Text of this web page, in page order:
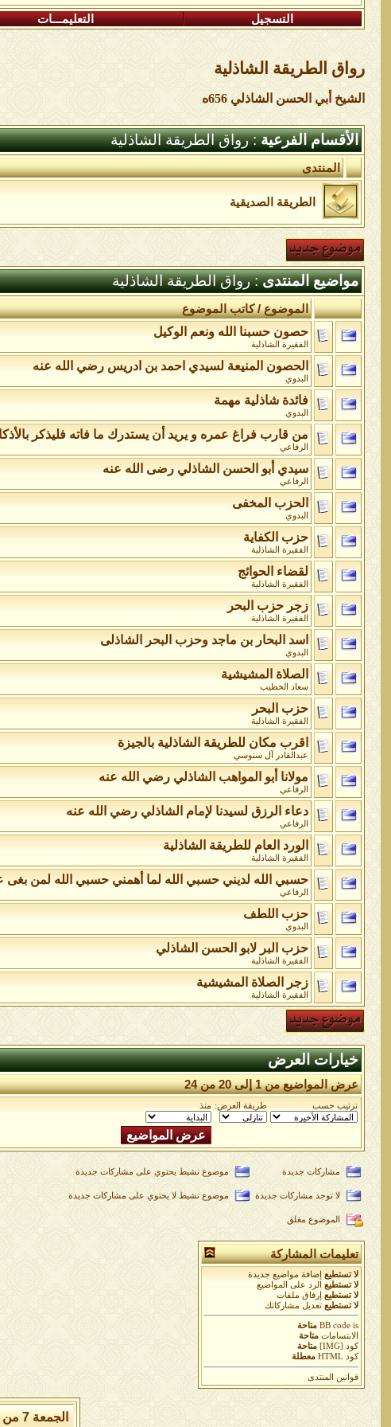
التسجيل التعليمـــات
رواق الطريقة الشاذلية
الشيخ أبي الحسن الشاذلي 656ه
الأقسام الفرعية: رواق الطريقة الشاذلية
المنتدى
الطريقة الصديقية
مواضيع المنتدى: رواق الطريقة الشاذلية
الموضوع/كاتب الموضوع
حصون حسبنا الله ونعم الوكيل
الفقيرة الشاذلية
الحصون المنيعة لسيدي احمد بن ادريس رضي الله عنه
البدوي
فائدة شاذلية مهمة
البدوي
من قارب فراغ عمره و يريد أن يستدرك ما فاته فليذكر
الرفاعي
سيدي أبو الحسن الشاذلي رضى الله عنه
الرفاعي
الحزب المخفى
البدوي
حزب الكفاية
الفقيرة الشاذلية
لقضاء الحوائج
الفقيرة الشاذلية
زجر حزب البحر
الفقيرة الشاذلية
اسد البحار بن ماجد وحزب البحر الشاذلى
البدوي
الصلاة المشيشية
سعاد الخطيب
حزب البحر
الفقيرة الشاذلية
اقرب مكان للطريقة الشاذلية بالجيزة
عبدالقادر آل سنوسي
مولانا أبو المواهب الشاذلي رضي الله عنه
الرفاعي
دعاء الرزق لسيدنا لإمام الشاذلي رضي الله عنه
الرفاعي
الورد العام للطريقة الشاذلية
الفقيرة الشاذلية
حسبي الله لديني حسبي الله لما أهمني حسبي الله لمن بغى
الرفاعي
حزب اللطف
البدوي
حزب البر لابو الحسن الشاذلي
الفقيرة الشاذلية
زجر الصلاة المشيشية
الفقيرة الشاذلية
خيارات العرض
عرض المواضيع من 1 إلى 20 من 24
ترتيب حسب طريقة العرض: منذ
مشاركات جديدة موضوع نشيط يحتوي على مشاركات جديدة
لا توجد مشاركات جديدة موضوع نشيط لا يحتوي على مشاركات جديدة
الموضوع مغلق
تعليمات المشاركة
لا تستطيع
إضافة مواضيع جديدة
لا تستطيع
الرد على المواضيع
لا تستطيع
إرفاق ملفات
لا تستطيع تعديل مشاركاتك
BB codeis
متاحة
الابتسامات متاحة
كود [IMG]
متاحة
كود HTML
معطلة
قوانين المنتدى
الجمعة 7 من اغسطس 2026 , الساعة الان 12:53:12 صباحاً.